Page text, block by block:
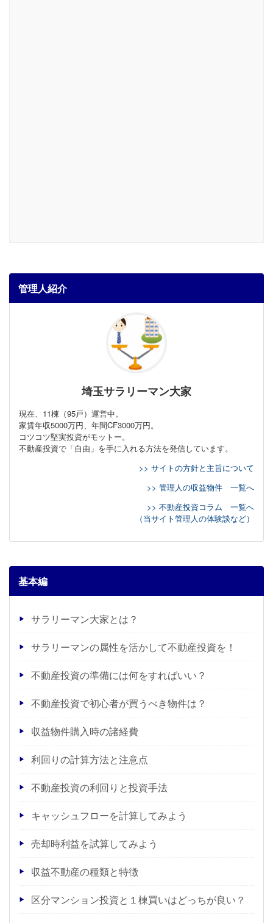
管理人紹介
埼玉サラリーマン大家
現在、11棟（95戸）運営中。
家賃年収5000万円、年間CF3000万円。
コツコツ堅実投資がモットー。
不動産投資で「自由」を手に入れる方法を発信しています。
>> サイトの方針と主旨について
>> 管理人の収益物件 一覧へ
>> 不動産投資コラム 一覧へ
（当サイト管理人の体験談など）
基本編
サラリーマン大家とは？
サラリーマンの属性を活かして不動産投資を！
不動産投資の準備には何をすればいい？
不動産投資で初心者が買うべき物件は？
収益物件購入時の諸経費
利回りの計算方法と注意点
不動産投資の利回りと投資手法
キャッシュフローを計算してみよう
売却時利益を試算してみよう
収益不動産の種類と特徴
区分マンション投資と１棟買いはどっちが良い？